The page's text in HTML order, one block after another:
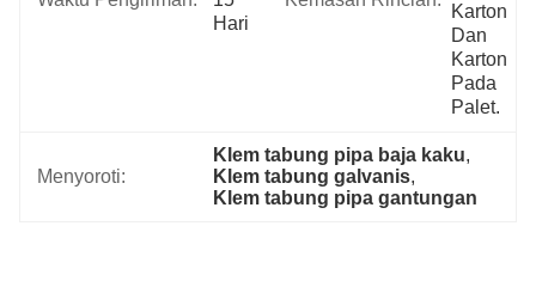
Hari
Karton
Dan
Karton
Pada
Palet.
Menyoroti:
Klem tabung pipa baja kaku,
Klem tabung galvanis,
Klem tabung pipa gantungan